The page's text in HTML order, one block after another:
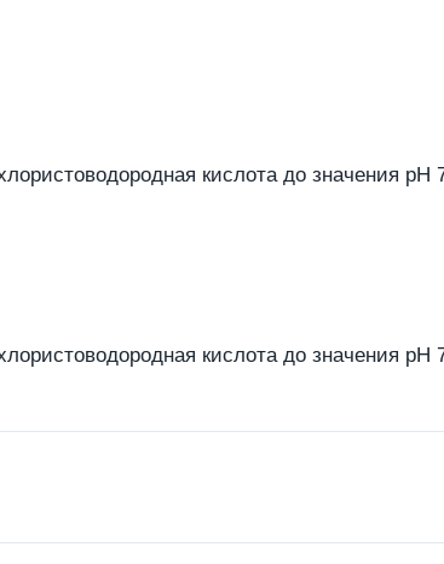
кислота до значения pH
кислота до значения pH